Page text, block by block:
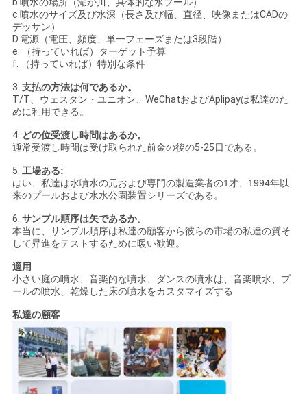
c.噴水のサイズ及び水深（長さ及び幅、直径、映像またはCADの
デッサン）
D.電源（電圧、頻度、単一フェーズまたは3段階）
e. （持っていれば）ターゲット予算
f. （持っていれば）特別な条件
3. 支払の方法は何であるか。
T/T、ウェスタン・ユニオン、WeChatおよびAplipayは私達のた
めに利用できる。
4. どの位受渡し時間はあるか。
通常受渡し時間は受け取られた前金の後の5-25日である。
5. 工場ある:
はい、 私達は水噴水の元および専門の製造業者の1才、1994年以
来のプールおよび水水公園装置シリーズである。
6. サンプル順序は矢であるか。
本当に、サンプル順序は私達の顧客から彼らの市場の私達の質そ
して昇進をテストするために暖い歓迎。
適用
小さい庭の噴水、音楽的な噴水、ダンスの噴水は、音楽噴水、プ
ールの噴水、乾燥した床の噴水をカスタマイズする
私達の顧客